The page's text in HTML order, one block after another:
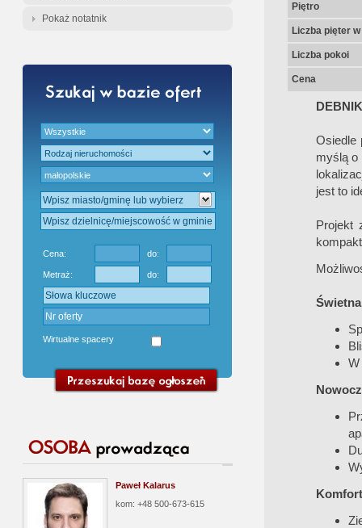
Pokaż notatnik
Cena: do:
Metraż: do:
Wirtualne spacery
Paweł Kalarus
kom: +48 500-673-615
Piętro
Liczba pięter
Liczba pokoi
Cena
Osiedle
myślą o
jest to
Projekt
W